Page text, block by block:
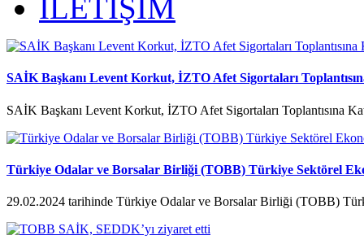
İLETİŞİM
SAİK Başkanı Levent Korkut, İZTO Afet Sigortaları
SAİK Başkanı Levent Korkut, İZTO Afet Sigortaları Toplantısına
Türkiye Odalar ve Borsalar Birliği (TOBB) Türkiye Sektörel
29.02.2024 tarihinde Türkiye Odalar ve Borsalar Birliği (TOBB)